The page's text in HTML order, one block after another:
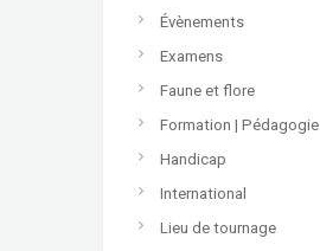
Évènements
Examens
Faune et flore
Formation | Pédagogie
Handicap
International
Lieu de tournage